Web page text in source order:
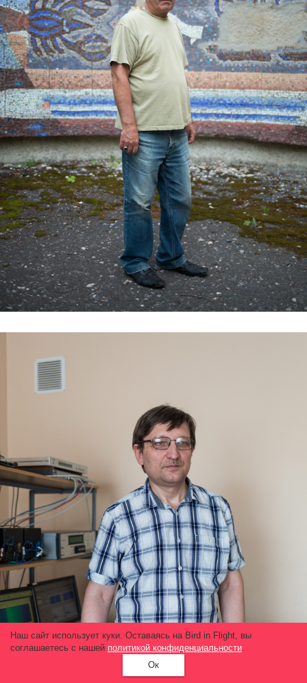
Наш сайт использует куки. Оставаясь на Bird in Flight, вы
соглашаетесь с нашей политикой конфиденциальности.
Ок